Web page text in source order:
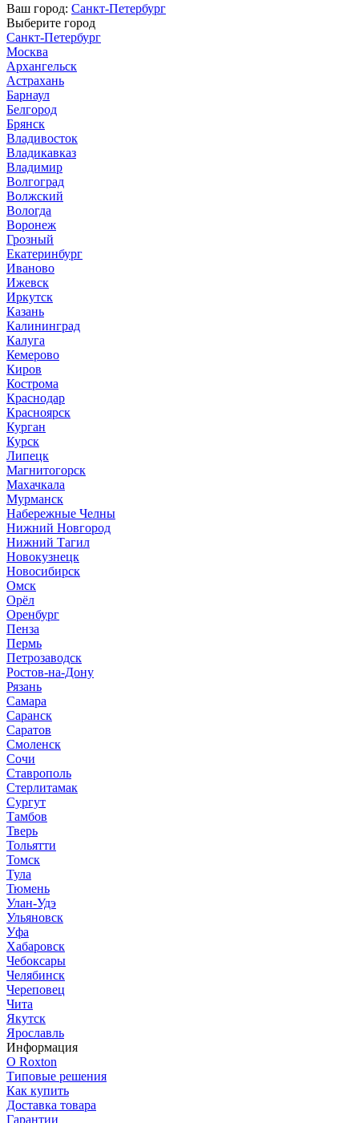
Ваш город: Санкт-Петербург
Выберите город
Санкт-Петербург
Москва
Архангельск
Астрахань
Барнаул
Белгород
Брянск
Владивосток
Владикавказ
Владимир
Волгоград
Волжский
Вологда
Воронеж
Грозный
Екатеринбург
Иваново
Ижевск
Иркутск
Казань
Калининград
Калуга
Кемерово
Киров
Кострома
Краснодар
Красноярск
Курган
Курск
Липецк
Магнитогорск
Махачкала
Мурманск
Набережные Челны
Нижний Новгород
Нижний Тагил
Новокузнецк
Новосибирск
Омск
Орёл
Оренбург
Пенза
Пермь
Петрозаводск
Ростов-на-Дону
Рязань
Самара
Саранск
Саратов
Смоленск
Сочи
Ставрополь
Стерлитамак
Сургут
Тамбов
Тверь
Тольятти
Томск
Тула
Тюмень
Улан-Удэ
Ульяновск
Уфа
Хабаровск
Чебоксары
Челябинск
Череповец
Чита
Якутск
Ярославль
Информация
О Roxton
Типовые решения
Как купить
Доставка товара
Гарантии